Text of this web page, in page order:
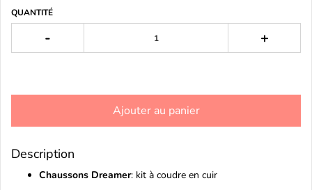
QUANTITÉ
- +
Ajouter au panier
Description
Chaussons Dreamer: kit à coudre en cuir